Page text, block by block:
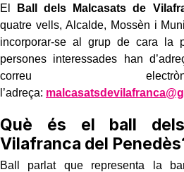
El Ball dels Malcasats de
quatre vells, Alcalde, Mossèn i
incorporar-se al grup de cara la
persones interessades han
correu
l’adreça:
Què és el ball
Vilafranca del
Ball parlat que representa la